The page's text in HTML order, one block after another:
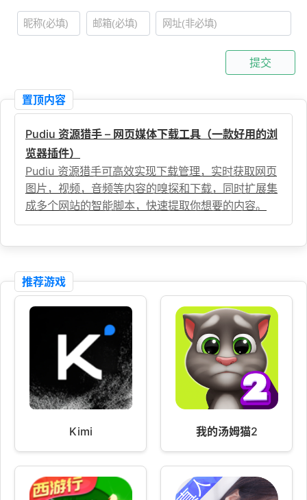
提交
置顶内容
Pudiu 资源猎手 – 网页媒体下载工具（一款好用的浏
览器插件）
Pudiu 资源猎手可高效实现下载管理，实时获取网页
图片，视频，音频等内容的嗅探和下载，同时扩展集
成多个网站的智能脚本，快速提取你想要的内容。
推荐游戏
Kimi 我的汤姆猫2